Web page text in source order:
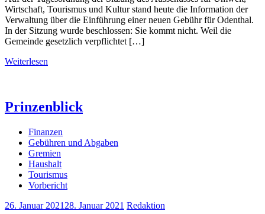
Wirtschaft, Tourismus und Kultur stand heute die Information der
Verwaltung über die Einführung einer neuen Gebühr für Odenthal.
In der Sitzung wurde beschlossen: Sie kommt nicht. Weil die
Gemeinde gesetzlich verpflichtet […]
Weiterlesen
Prinzenblick
Finanzen
Gebühren und Abgaben
Gremien
Haushalt
Tourismus
Vorbericht
26. Januar 2021 28. Januar 2021 Redaktion